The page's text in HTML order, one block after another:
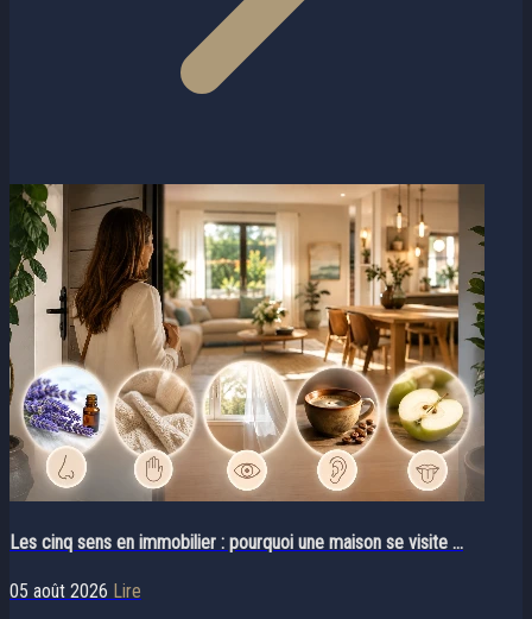
Les cinq sens en immobilier : pourquoi une maison se visite ...
05 août 2026 Lire